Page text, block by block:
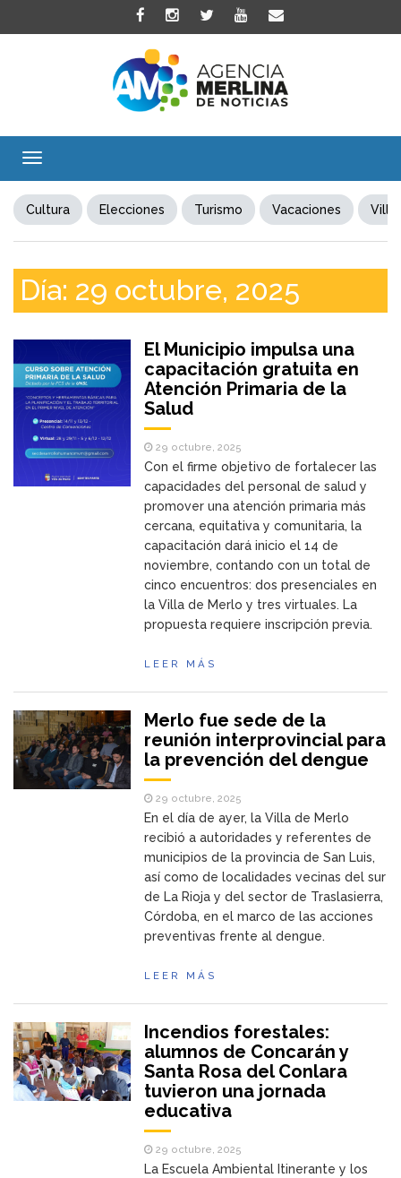
Toggle
Cultura Elecciones Turismo Vacaciones Villa
Día: 29 octubre, 2025
El Municipio impulsa una
capacitación gratuita en
Atención Primaria de la
Salud
29 octubre, 2025
Con el firme objetivo de fortalecer las
capacidades del personal de salud y
promover una atención primaria más
cercana, equitativa y comunitaria, la
capacitación dará inicio el 14 de
noviembre, contando con un total de
cinco encuentros: dos presenciales en
la Villa de Merlo y tres virtuales. La
propuesta requiere inscripción previa.
LEER MÁS
Merlo fue sede de la
reunión interprovincial para
la prevención del dengue
29 octubre, 2025
En el día de ayer, la Villa de Merlo
recibió a autoridades y referentes de
municipios de la provincia de San Luis,
así como de localidades vecinas del sur
de La Rioja y del sector de Traslasierra,
Córdoba, en el marco de las acciones
preventivas frente al dengue.
LEER MÁS
Incendios forestales:
alumnos de Concarán y
Santa Rosa del Conlara
tuvieron una jornada
educativa
29 octubre, 2025
La Escuela Ambiental Itinerante y los